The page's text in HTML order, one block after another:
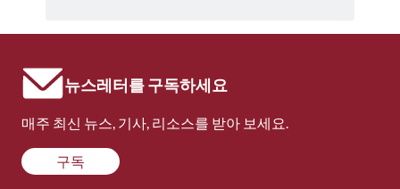
뉴스레터를 구독하세요
매주 최신 뉴스, 기사, 리소스를 받아 보세요.
구독